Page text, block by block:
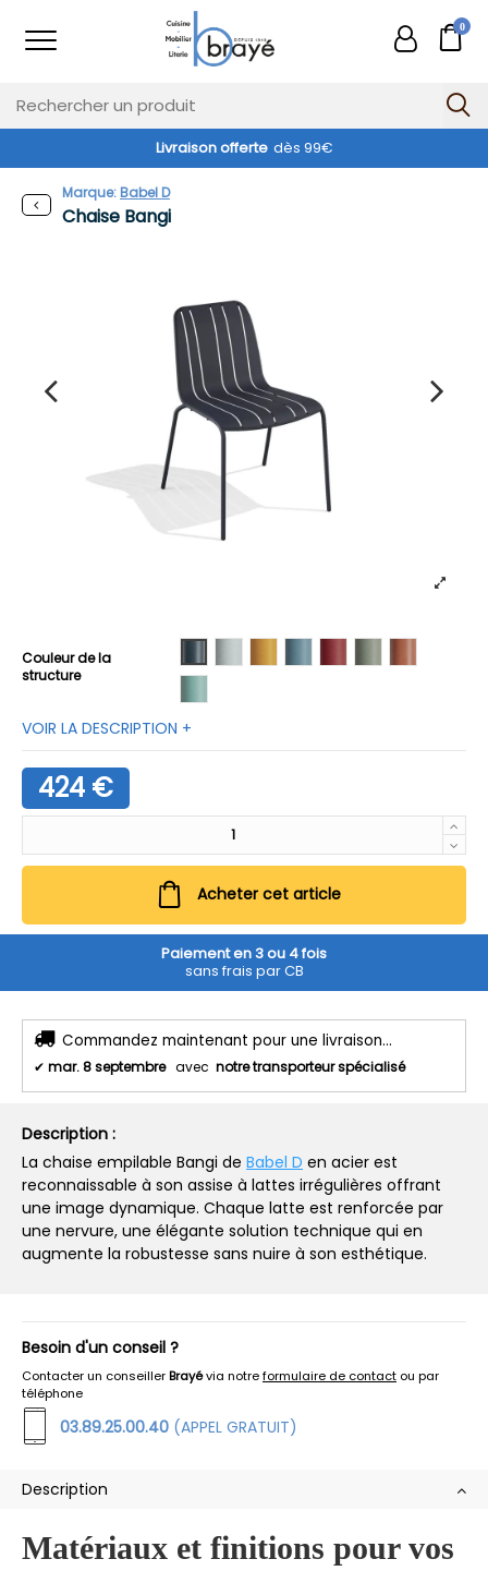
0
Livraison offerte dès 99€
Chaise Bangi
Marque:Babel D
Couleur de la
structure
VOIR LA DESCRIPTION +
424 €
Acheter cet article
Paiement en 3 ou 4 fois
sans frais par CB
Commandez maintenant pour une livraison...
✔ mar. 8 septembre avec notre transporteur spécialisé
Description :
La chaise empilable Bangi de Babel D en acier est
reconnaissable à son assise à lattes irrégulières offrant
une image dynamique. Chaque latte est renforcée par
une nervure, une élégante solution technique qui en
augmente la robustesse sans nuire à son esthétique.
Besoin d'un conseil ?
Contacter un conseillerBrayévia notreformulaire de contact ou par
téléphone
03.89.25.00.40 (APPEL GRATUIT)
Description
Matériaux et finitions pour vos